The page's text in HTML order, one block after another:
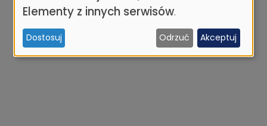
osobowych
i
ciasteczek
Elementy z innych serwisów.
Dostosuj Odrzuć Akceptuj